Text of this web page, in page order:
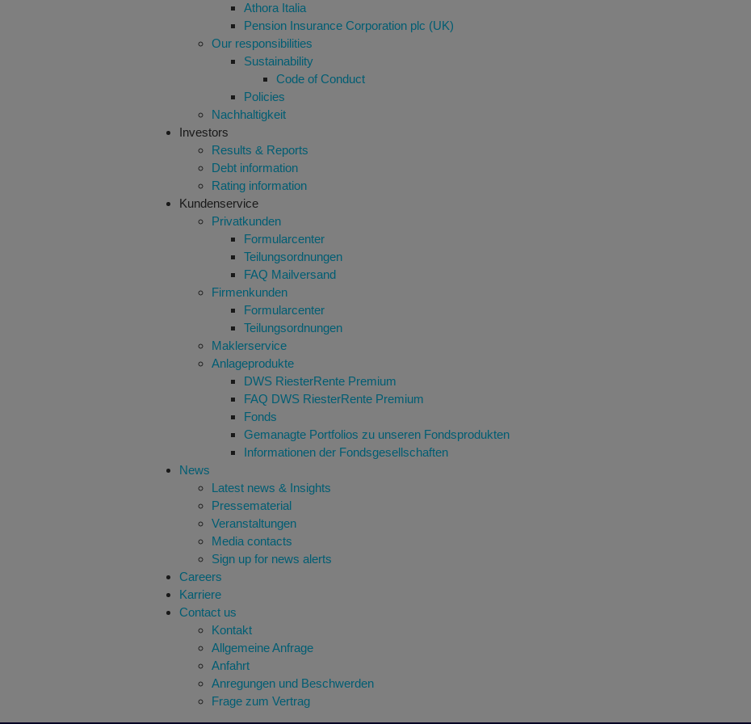
Athora Italia
Pension Insurance Corporation plc (UK)
Our responsibilities
Sustainability
Code of Conduct
Policies
Nachhaltigkeit
Investors
Results & Reports
Debt information
Rating information
Kundenservice
Privatkunden
Formularcenter
Teilungsordnungen
FAQ Mailversand
Firmenkunden
Formularcenter
Teilungsordnungen
Maklerservice
Anlageprodukte
DWS RiesterRente Premium
FAQ DWS RiesterRente Premium
Fonds
Gemanagte Portfolios zu unseren Fondsprodukten
Informationen der Fondsgesellschaften
News
Latest news & Insights
Pressematerial
Veranstaltungen
Media contacts
Sign up for news alerts
Careers
Karriere
Contact us
Kontakt
Allgemeine Anfrage
Anfahrt
Anregungen und Beschwerden
Frage zum Vertrag